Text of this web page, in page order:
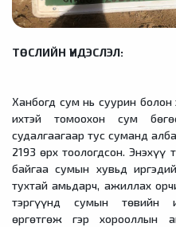
ТӨСЛИЙН ҮНДЭСЛЭЛ:
Ханбогд сум нь суурин
ихтэй томоохон сум
судалгаагаар тус суманд
2193 өрх тоологдсон.
байгаа сумын хувьд
тухтай амьдарч, ажиллах
тэргүүнд сумын төвийн
өргөтгөж гэр хорооллын